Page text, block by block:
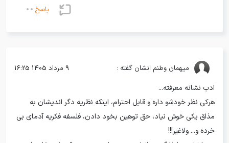
پاسخ
میهمان وطنم انشان گفته : 9 مرداد 1405 16:25
ادب نشانه معرفته...
هرکی نظر خودشو داره و قابل احترام، اینکه نظریه دگر اندیشان به
مذاق یکی خوش نیاد، حق توهین بخود دادن، فلسفه فکریه آدمای بی
خرده و... ولاغیر!!!